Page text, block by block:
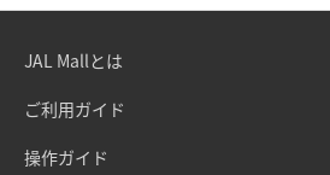
JAL Mallとは
ご利用ガイド
操作ガイド